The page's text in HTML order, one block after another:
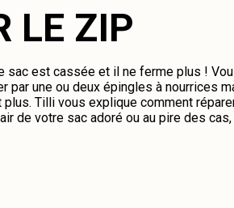
LE ZIP
sac est cassée et il ne ferme plus !
par une ou deux épingles à nourrices
plus. Tilli vous explique comment
de votre sac adoré ou au pire des